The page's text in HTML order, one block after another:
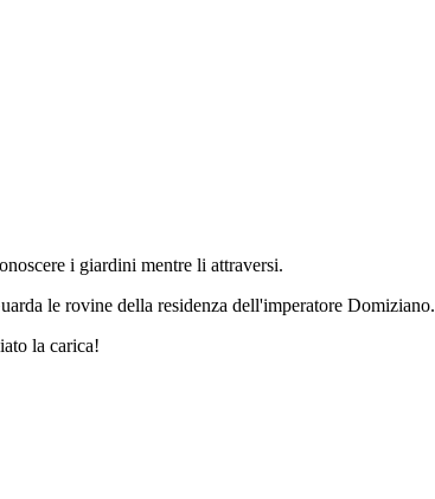
i giardini mentre li attraversi.
le rovine della residenza dell'imperatore Domiziano.
la carica!